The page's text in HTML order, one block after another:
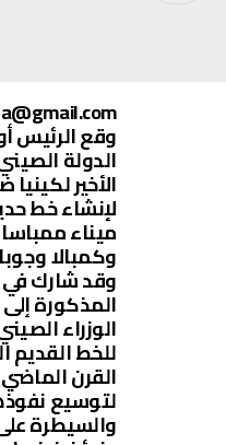
وقع الرئيس
الدولة
الأخير
لإنشاء خط
ميناء
وكمبالا
وقد شارك في
المذكورة
الوزراء
للخط القديم
القرن
لتوسيع
والسيطرة